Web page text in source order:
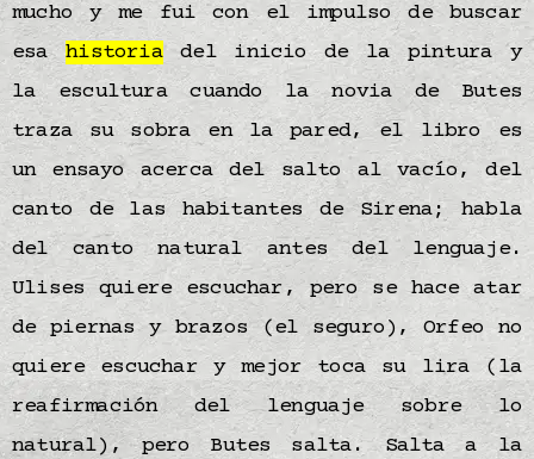
mucho y me fui con el impulso de buscar
esahistoriadel inicio de la pintura y
la escultura cuando la novia de Butes
traza su sobra en la pared, el libro es
un ensayo acerca del salto al vacío, del
canto de las habitantes de Sirena; habla
del canto natural antes del lenguaje.
Ulises quiere escuchar, pero se hace atar
de piernas y brazos (el seguro), Orfeo no
quiere escuchar y mejor toca su lira (la
reafirmación del lenguaje sobre lo
natural), pero Butes salta. Salta a la